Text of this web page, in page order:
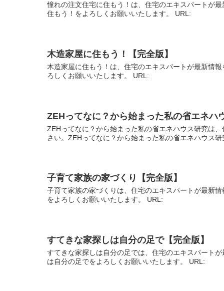
憧れの注文住宅に住もう！は、住宅のエキスパートが
住もう！をよろしくお願いいたします。 URL:
木造家屋に住もう！【完全版】
木造家屋に住もう！は、住宅のエキスパートが最新情
ろしくお願いいたします。 URL:
ZEHってなに？から始まった私の省エネハ
ZEHってなに？から始まった私の省エネハウス研究は
さい。ZEHってなに？から始まった私の省エネハウス
子育て家族の家づくり【完全版】
子育て家族の家づくりは、住宅のエキスパートが最新
をよろしくお願いいたします。 URL:
すてきな家探しは自分の足で【完全版】
すてきな家探しは自分の足では、住宅のエキスパート
は自分の足でをよろしくお願いいたします。 URL: